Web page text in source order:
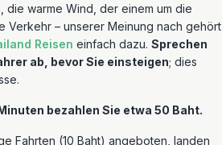
die warme Wind, der einem um die
Verkehr – unserer Meinung nach gehört
Reisen einfach dazu. Sprechen
ab, bevor Sie einsteigen; dies
bezahlen Sie etwa 50 Baht.
Fahrten (10 Baht) angeboten, landen